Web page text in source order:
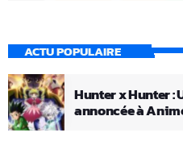
ACTU POPULAIRE
Hunter x Hunter :
annoncée à